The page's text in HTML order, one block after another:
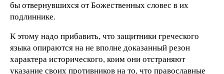
бы отвернувшихся от Божественных словес в их
подлиннике.
К этому надо прибавить, что защитники греческого
языка опираются на не вполне доказанный резон
характера исторического, коим они отстраняют
указание своих противников на то, что православные